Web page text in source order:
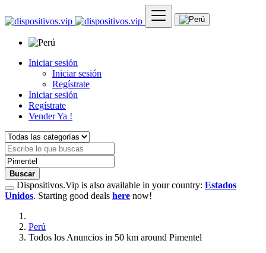
Iniciar sesión
Iniciar sesión
Regístrate
Iniciar sesión
Regístrate
Vender Ya !
Buscar
Dispositivos.Vip is also available in your country: Estados
Unidos. Starting good deals here now!
Perú
Todos los Anuncios in 50 km around Pimentel